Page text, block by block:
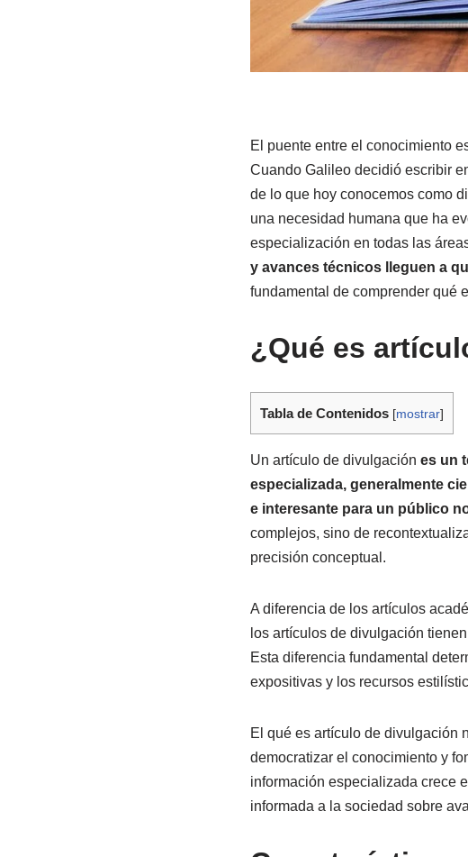
El puente entre el conocimiento
Cuando Galileo decidió escribir
de lo que hoy conocemos como
una necesidad humana que ha
especialización en todas las
y avances técnicos lleguen a
fundamental de comprender qué
¿Qué es
Tabla de Contenidos [mostrar]
Un artículo de divulgación es un
especializada, generalmente
e interesante para un público
complejos, sino de
precisión conceptual.
A diferencia de los artículos
los artículos de divulgación
Esta diferencia fundamental
expositivas y los recursos
El qué es artículo de divulgación
democratizar el conocimiento y
información especializada crece
informada a la sociedad sobre